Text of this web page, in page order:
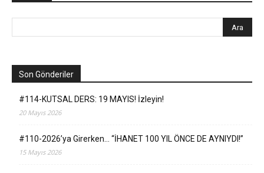
Son Gönderiler
#114-KUTSAL DERS: 19 MAYIS! İzleyin!
20 Mayıs 2026
#110-2026’ya Girerken… “İHANET 100 YIL ÖNCE DE AYNIYDI!”
15 Mayıs 2026